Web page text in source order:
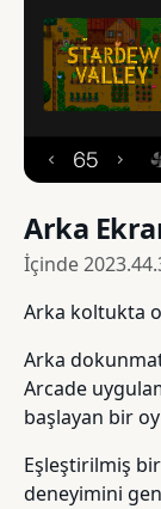
Arka
İçinde
Arka koltukta
Arka
Arcade
başlayan bir
Eşleştirilmiş
deneyimini